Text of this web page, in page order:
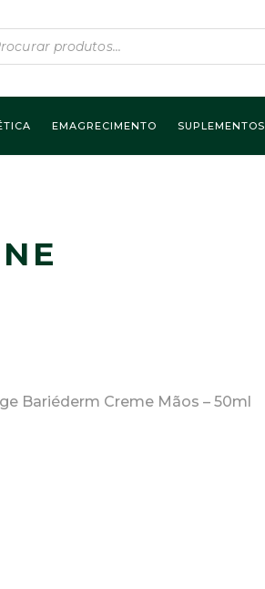
EMAGRECIMENTO SUPLEMENTOS
Bariéderm Creme Mãos – 50ml